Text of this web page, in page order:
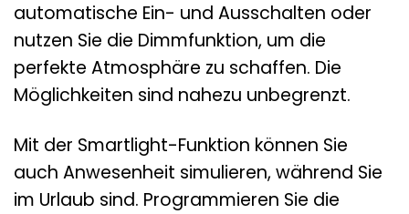
automatische Ein- und Ausschalten oder
nutzen Sie die Dimmfunktion, um die
perfekte Atmosphäre zu schaffen. Die
Möglichkeiten sind nahezu unbegrenzt.
Mit der Smartlight-Funktion können Sie
auch Anwesenheit simulieren, während Sie
im Urlaub sind. Programmieren Sie die